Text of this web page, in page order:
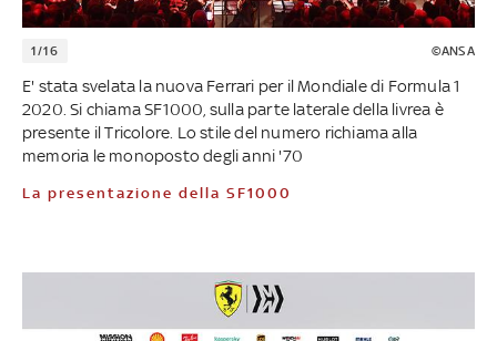
1/16 ©ANSA
E' stata svelata la nuova Ferrari per il Mondiale di Formula 1
2020. Si chiama SF1000, sulla parte laterale della livrea è
presente il Tricolore. Lo stile del numero richiama alla
memoria le monoposto degli anni '70
La presentazione della SF1000